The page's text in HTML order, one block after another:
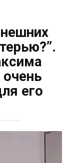
очень
его